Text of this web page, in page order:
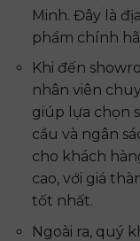
Minh. Đây là
phẩm chính
Khi đến
nhân viên
giúp lựa chọn
cầu và ngân
cho khách
cao, với giá
tốt nhất.
Ngoài ra, quý